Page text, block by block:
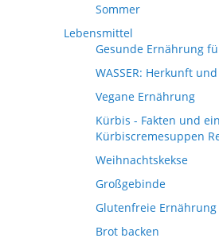
Sommer
Lebensmittel
Gesunde Ernährung
WASSER: Herkunft
Vegane Ernährung
Kürbis - Fakten und
Kürbiscremesuppen
Weihnachtskekse
Großgebinde
Glutenfreie Ernährung
Brot backen